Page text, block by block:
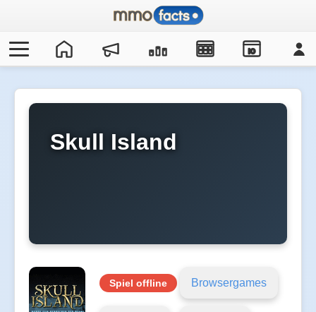
IO
Skull Island
Spiel offline Browsergames